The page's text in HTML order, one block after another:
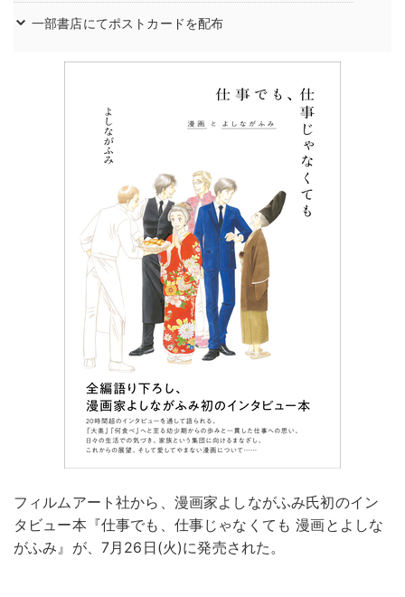
一部書店にてポストカードを配布
フィルムアート社から、漫画家よしながふみ氏初のイン
タビュー本『仕事でも、仕事じゃなくても 漫画とよしな
がふみ』が、7月26日(火)に発売された。